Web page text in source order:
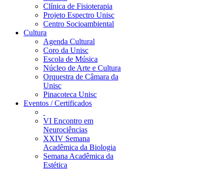
Clínica de Fisioterapia
Projeto Espectro Unisc
Centro Socioambiental
Cultura
Agenda Cultural
Coro da Unisc
Escola de Música
Núcleo de Arte e Cultura
Orquestra de Câmara da
Unisc
Pinacoteca Unisc
Eventos / Certificados
VI Encontro em
Neurociências
XXIV Semana
Acadêmica da Biologia
Semana Acadêmica da
Estética